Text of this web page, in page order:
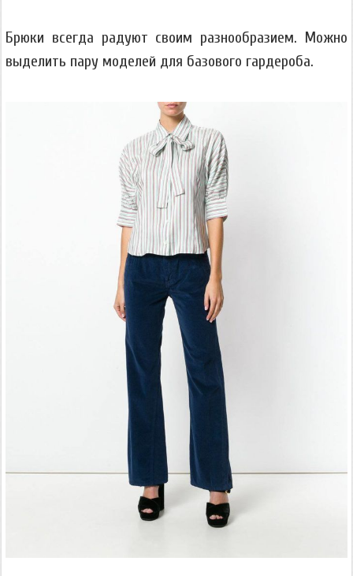
Брюки всегда радуют своим разнообразием. Можно
выделить пару моделей для базового гардероба.